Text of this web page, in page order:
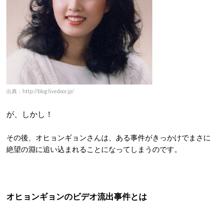
出典：http://blog.livedoor.jp/
が、しかし！
その後、オヒョンギョンさんは、ある事件がきっかけでまさに
絶望の淵に追い込まれることになってしまうのです。
オヒョンギョンのビデオ流出事件とは